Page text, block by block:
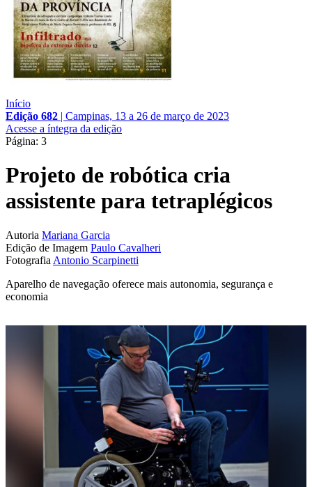
Início
Edição 682 | Campinas, 13 a 26 de março de 2023
Acesse a íntegra da edição
Página: 3
Projeto de robótica cria
assistente para tetraplégicos
Autoria Mariana Garcia
Edição de Imagem Paulo Cavalheri
Fotografia Antonio Scarpinetti
Aparelho de navegação oferece mais autonomia, segurança e
economia